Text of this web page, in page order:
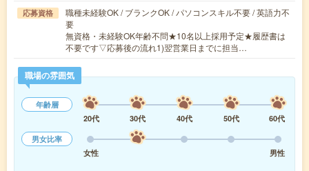
応募資格
職種未経験OK / ブランクOK / パソコンスキル不要 / 英語力不
要
無資格・未経験OK年齢不問★10名以上採用予定★履歴書は
不要です▽応募後の流れ1)翌営業日までに担当…
職場の雰囲気
年齢層
20代
30代 40代 50代
60代
男女比率
女性
男性